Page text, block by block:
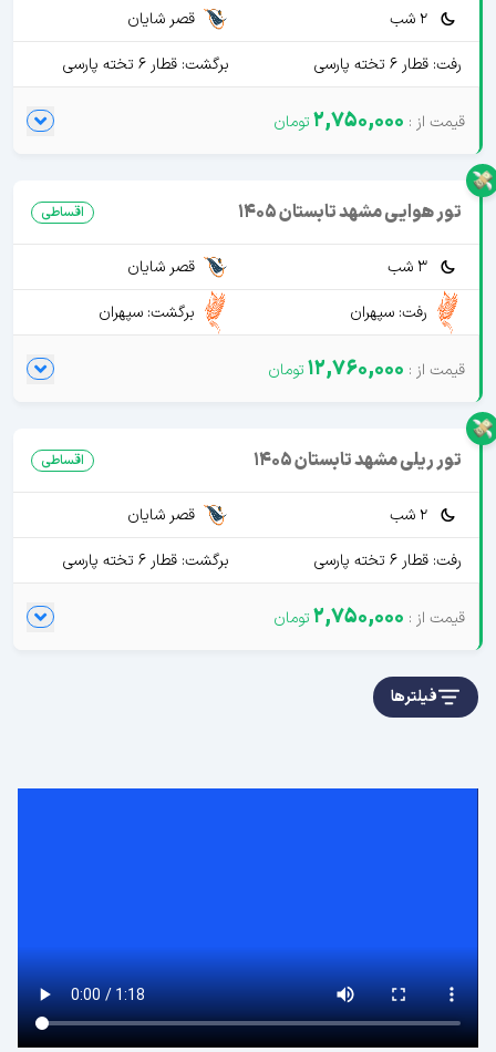
2 شب
قصر شایان
رفت: قطار 6 تخته پارسی
برگشت: قطار 6 تخته پارسی
2,750,000
تور هوایی مشهد تابستان 1405 اقساطی
3 شب
قصر شایان
رفت: سپهران
برگشت: سپهران
12,760,000
تور ریلی مشهد تابستان 1405 اقساطی
2 شب
قصر شایان
رفت: قطار 6 تخته پارسی
برگشت: قطار 6 تخته پارسی
2,750,000
فیلترها